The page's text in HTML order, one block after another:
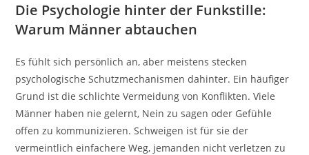
Die Psychologie hinter der Funkstille:
Warum Männer abtauchen
Es fühlt sich persönlich an, aber meistens stecken
psychologische Schutzmechanismen dahinter. Ein häufiger
Grund ist die schlichte Vermeidung von Konflikten. Viele
Männer haben nie gelernt, Nein zu sagen oder Gefühle
offen zu kommunizieren. Schweigen ist für sie der
vermeintlich einfachere Weg, jemanden nicht verletzen zu